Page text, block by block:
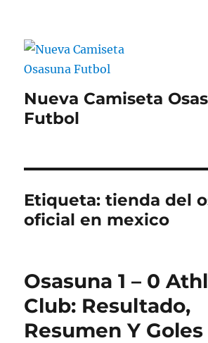
Nueva Camiseta
Futbol
Etiqueta:tienda del
oficial en mexico
Osasuna 1 – 0
Club: Resultado,
Resumen Y Goles